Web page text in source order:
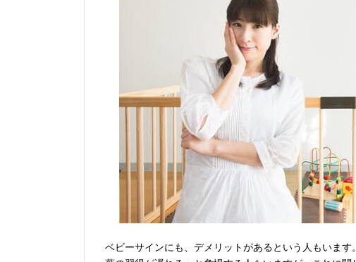
ベビーサインにも、デメリットがあるという人もいま